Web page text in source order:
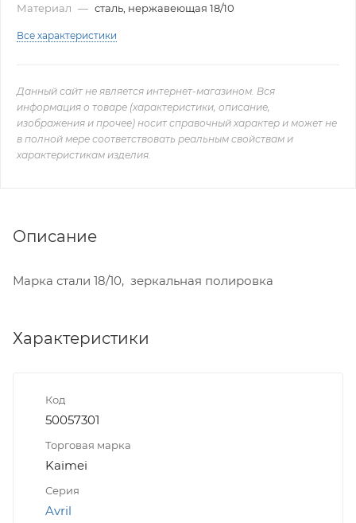
Материал — сталь, нержавеющая 18/10
Все характеристики
Данный сайт не является интернет-магазином. Вся
информация о товаре (характеристики, описание,
изображения и прочее) носит справочный характер и может не
в полной мере соответствовать реальным свойствам и
характеристикам изделия.
Описание
Марка стали 18/10, зеркальная полировка
Характеристики
Код
50057301
Торговая марка
Kaimei
Серия
Avril